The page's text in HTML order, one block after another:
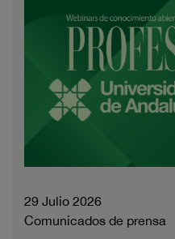
29 Julio 2026
Comunicados de prensa